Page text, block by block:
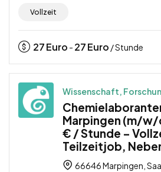
Vollzeit
27Euro - 27Euro / Stunde
Wissenschaft,
Marpingen (m/
€ / Stunde –
Teilzeitjob,
66646 Marpingen,